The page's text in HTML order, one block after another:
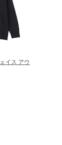
イス アウ